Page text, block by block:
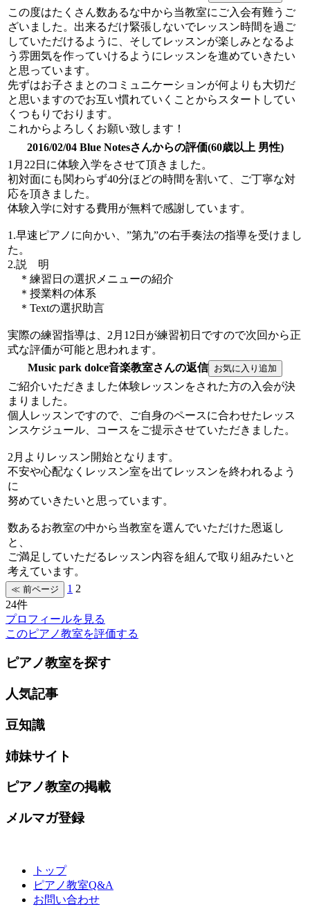
この度はたくさん数あるな中から当教室にご入会有難うご
ざいました。出来るだけ緊張しないでレッスン時間を過ご
していただけるように、そしてレッスンが楽しみとなるよ
う雰囲気を作っていけるようにレッスンを進めていきたい
と思っています。
先ずはお子さまとのコミュニケーションが何よりも大切だ
と思いますのでお互い慣れていくことからスタートしてい
くつもりでおります。
これからよろしくお願い致します！
2016/02/04 Blue Notesさんからの評価(60歳以上 男性)
1月22日に体験入学をさせて頂きました。
初対面にも関わらず40分ほどの時間を割いて、ご丁寧な対
応を頂きました。
体験入学に対する費用が無料で感謝しています。
1.早速ピアノに向かい、”第九”の右手奏法の指導を受けまし
た。
2.説 明
＊練習日の選択メニューの紹介
＊授業料の体系
＊Textの選択助言
実際の練習指導は、2月12日が練習初日ですので次回から正
式な評価が可能と思われます。
Music park dolce音楽教室さんの返信
ご紹介いただきました体験レッスンをされた方の入会が決
まりました。
個人レッスンですので、ご自身のペースに合わせたレッス
ンスケジュール、コースをご提示させていただきました。
2月よりレッスン開始となります。
不安や心配なくレッスン室を出てレッスンを終われるよう
に
努めていきたいと思っています。
数あるお教室の中から当教室を選んでいただけた恩返し
と、
ご満足していただるレッスン内容を組んで取り組みたいと
考えています。
1 2
24件
プロフィールを見る
このピアノ教室を評価する
ピアノ教室を探す
人気記事
豆知識
姉妹サイト
ピアノ教室の掲載
メルマガ登録
トップ
ピアノ教室Q&A
お問い合わせ